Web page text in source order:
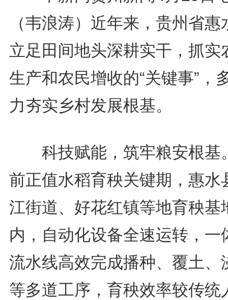
（韦浪涛）近年来，贵州省惠
立足田间地头深耕实干，抓实
生产和农民增收的“关键事”，
力夯实乡村发展根基。
科技赋能，筑牢粮安根基
前正值水稻育秧关键期，惠水
江街道、好花红镇等地育秧基
内，自动化设备全速运转，一
流水线高效完成播种、覆土、
等多道工序，育秧效率较传统